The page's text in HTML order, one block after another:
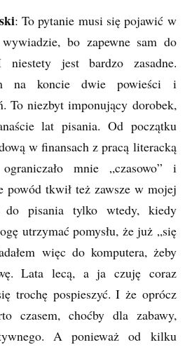
: To pytanie musi się pojawić w
bo zapewne sam do
jest bardzo zasadne.
na koncie dwie powieści i
To niezbyt imponujący dorobek,
lat pisania. Od początku
w finansach z pracą literacką
mnie „czasowo” i
powód tkwił też zawsze w mojej
do pisania tylko wtedy, kiedy
utrzymać pomysłu, że już „się
więc do komputera, żeby
Lata lecą, a ja czuję coraz
trochę pospieszyć. I że oprócz
czasem, choćby dla zabawy,
A ponieważ od kilku